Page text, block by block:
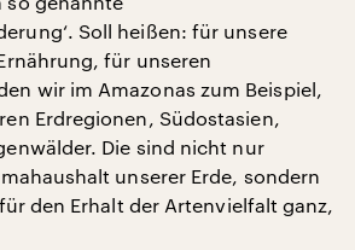
Soll heißen: für unsere
für unseren
wir im Amazonas zum Beispiel,
Erdregionen, Südostasien,
Die sind nicht nur
unserer Erde, sondern
den Erhalt der Artenvielfalt ganz,